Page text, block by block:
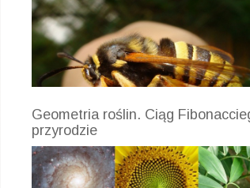
Geometria roślin. Ciąg
przyrodzie